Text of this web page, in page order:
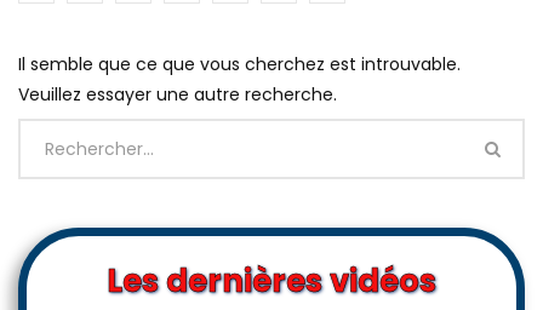
Il semble que ce que vous cherchez est introuvable.
Veuillez essayer une autre recherche.
Les dernières vidéos